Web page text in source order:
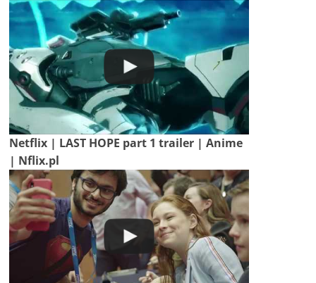
Netflix | LAST HOPE part 1 trailer | Anime
| Nflix.pl